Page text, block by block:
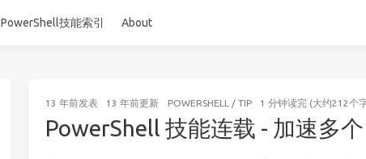
PowerShell技能索引 About
13 年前发表 13 年前更新 POWERSHELL / TIP 1 分钟读完 (大约212个
PowerShell 技能连载 - 加速多